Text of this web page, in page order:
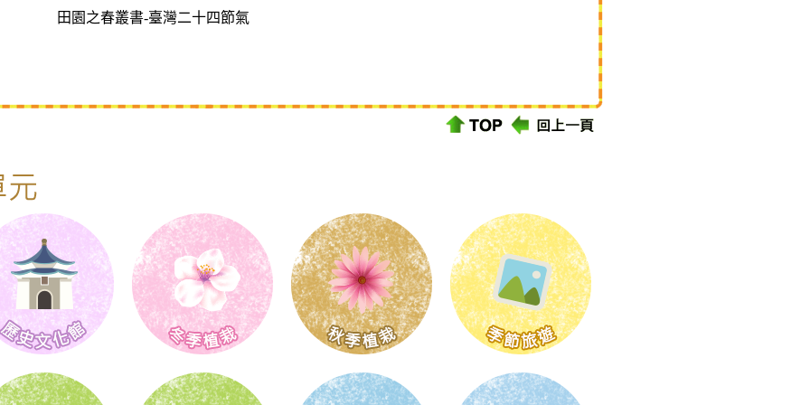
田園之春叢書-臺灣二十四節氣